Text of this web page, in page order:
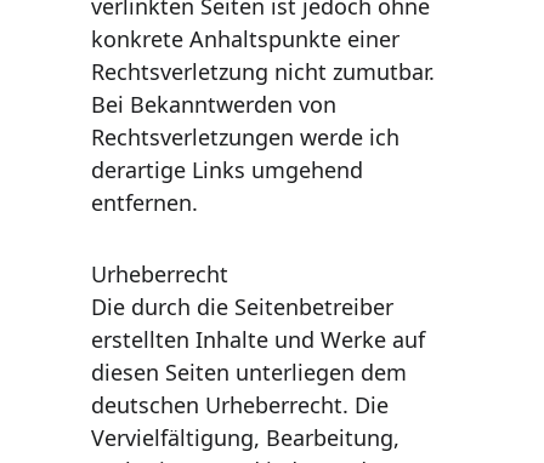
verlinkten Seiten ist jedoch ohne
konkrete Anhaltspunkte einer
Rechtsverletzung nicht zumutbar.
Bei Bekanntwerden von
Rechtsverletzungen werde ich
derartige Links umgehend
entfernen.
Urheberrecht
Die durch die Seitenbetreiber
erstellten Inhalte und Werke auf
diesen Seiten unterliegen dem
deutschen Urheberrecht. Die
Vervielfältigung, Bearbeitung,